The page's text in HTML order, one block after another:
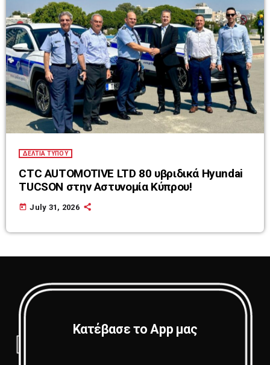
ΔΕΛΤΙΑ ΤΥΠΟΥ
CTC AUTOMOTIVE LTD 80 υβριδικά Hyundai
TUCSON στην Αστυνομία Κύπρου!
today July 31, 2026
Κατέβασε το App μας